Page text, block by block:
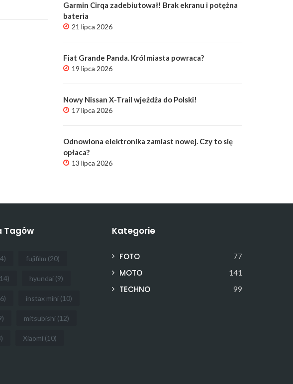
Garmin Cirqa zadebiutował! Brak ekranu i potężna
bateria
21 lipca 2026
Fiat Grande Panda. Król miasta powraca?
19 lipca 2026
Nowy Nissan X-Trail wjeżdża do Polski!
17 lipca 2026
Odnowiona elektronika zamiast nowej. Czy to się
opłaca?
13 lipca 2026
Tagów
fujifilm (20)
hyundai (9)
instax mini (10)
mitsubishi (12)
Xiaomi (10)
Kategorie
FOTO 77
MOTO 141
TECHNO 99